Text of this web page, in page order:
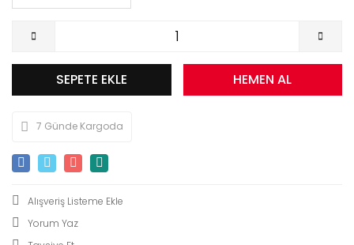
SEPETE EKLE HEMEN AL
7 Günde Kargoda
Yorum Yaz